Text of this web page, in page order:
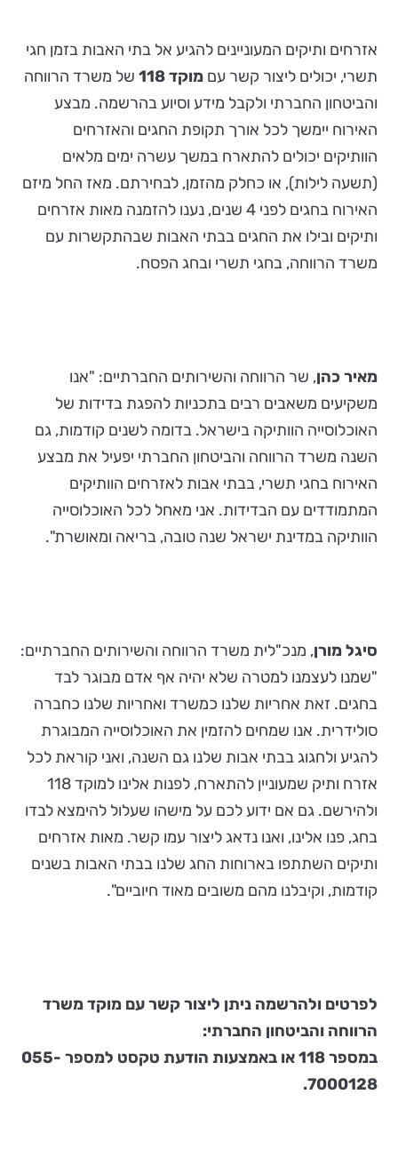
אזרחים ותיקים המעוניינים להגיע אל בתי האבות בזמן חגי
תשרי, יכולים ליצור קשר עם מוקד 118
של משרד הרווחה
והביטחון החברתי ולקבל מידע וסיוע בהרשמה. מבצע
האירוח יימשך לכל אורך תקופת החגים והאזרחים
הוותיקים יכולים להתארח במשך עשרה ימים מלאים
(תשעה לילות), או כחלק מהזמן, לבחירתם. מאז החל מיזם
האירוח בחגים לפני 4 שנים, נענו להזמנה מאות אזרחים
ותיקים ובילו את החגים בבתי האבות שבהתקשרות עם
משרד הרווחה, בחגי תשרי ובחג הפסח.
מאיר כהן, שר הרווחה והשירותים החברתיים: "אנו
משקיעים משאבים רבים בתכניות להפגת בדידות של
האוכלוסייה הוותיקה בישראל. בדומה לשנים קודמות, גם
השנה משרד הרווחה והביטחון החברתי יפעיל את מבצע
האירוח בחגי תשרי, בבתי אבות לאזרחים הוותיקים
המתמודדים עם הבדידות. אני מאחל לכל האוכלוסייה
הוותיקה במדינת ישראל שנה טובה, בריאה ומאושרת".
סיגל מורן, מנכ"לית משרד הרווחה והשירותים החברתיים:
"שמנו לעצמנו למטרה שלא יהיה אף אדם מבוגר לבד
בחגים. זאת אחריות שלנו כמשרד ואחריות שלנו כחברה
סולידרית. אנו שמחים להזמין את האוכלוסייה המבוגרת
להגיע ולחגוג בבתי אבות שלנו גם השנה, ואני קוראת לכל
אזרח ותיק שמעוניין להתארח, לפנות אלינו למוקד 118
ולהירשם. גם אם ידוע לכם על מישהו שעלול להימצא לבדו
בחג, פנו אלינו, ואנו נדאג ליצור עמו קשר. מאות אזרחים
ותיקים השתתפו בארוחות החג שלנו בבתי האבות בשנים
קודמות, וקיבלנו מהם משובים מאוד חיוביים".
לפרטים ולהרשמה ניתן ליצור קשר עם מוקד משרד
הרווחה והביטחון החברתי:
במספר 118 או באמצעות הודעת טקסט למספר 055-
7000128.